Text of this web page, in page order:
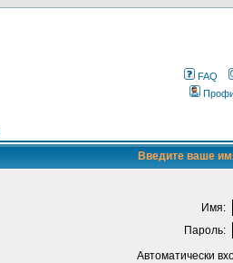
FAQ
Введите ваше
Имя:
Пароль:
Автоматически